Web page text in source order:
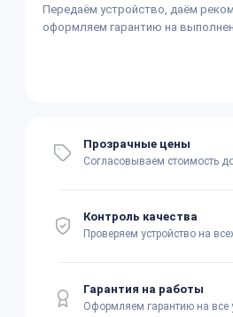
Передаём устройство, даём
оформляем гарантию на
Прозрачные цены
Согласовываем стоимость
Контроль качества
Проверяем устройство на
Гарантия на работы
Оформляем гарантию на все